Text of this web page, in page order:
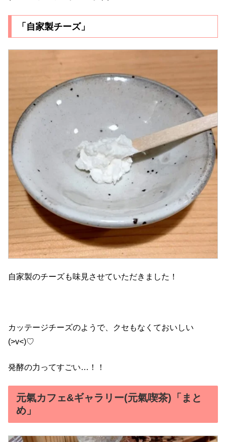
「自家製チーズ」
自家製のチーズも味見させていただきました！
カッテージチーズのようで、クセもなくておいしい
(>v<)♡
発酵の力ってすごい…！！
元氣カフェ&ギャラリー(元氣喫茶)「まと
め」